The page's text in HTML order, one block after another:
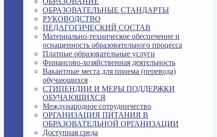
ОБРАЗОВАТЕЛЬНЫЕ СТАНДАРТЫ
РУКОВОДСТВО
ПЕДАГОГИЧЕСКИЙ СОСТАВ
Материально-техническое обеспечение и
оснащенность образовательного процесса
Платные образовательные услуги
Финансово-хозяйственная деятельность
Вакантные места для приема (перевода)
обучающихся
СТИПЕНДИИ И МЕРЫ ПОДДЕРЖКИ
ОБУЧАЮЩИХСЯ
Международное сотрудничество
ОРГАНИЗАЦИЯ ПИТАНИЯ В
ОБРАЗОВАТЕЛЬНОЙ ОРГАНИЗАЦИИ
Доступная среда